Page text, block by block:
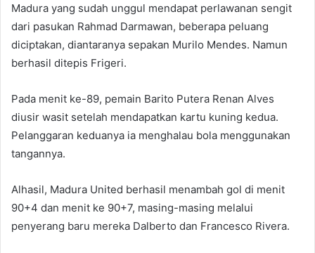
Madura yang sudah unggul mendapat perlawanan sengit
dari pasukan Rahmad Darmawan, beberapa peluang
diciptakan, diantaranya sepakan Murilo Mendes. Namun
berhasil ditepis Frigeri.
Pada menit ke-89, pemain Barito Putera Renan Alves
diusir wasit setelah mendapatkan kartu kuning kedua.
Pelanggaran keduanya ia menghalau bola menggunakan
tangannya.
Alhasil, Madura United berhasil menambah gol di menit
90+4 dan menit ke 90+7, masing-masing melalui
penyerang baru mereka Dalberto dan Francesco Rivera.